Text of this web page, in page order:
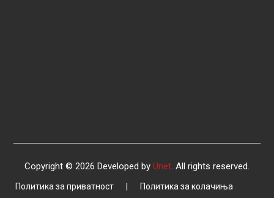
Copyright © 2026 Developed by Unet. All rights reserved.
Политика за приватност Политика за колачиња